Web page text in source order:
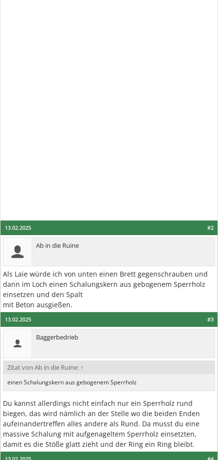
#2
13.02.2025
Ab in die Ruine
Als Laie würde ich von unten einen Brett gegenschrauben und
dann im Loch einen Schalungskern aus gebogenem Sperrholz
einsetzen und den Spalt
mit Beton ausgießen.
#3
13.02.2025
Baggerbedrieb
Zitat von Ab in die Ruine: ↑
einen Schalungskern aus gebogenem Sperrholz
Du kannst allerdings nicht einfach nur ein Sperrholz rund
biegen, das wird nämlich an der Stelle wo die beiden Enden
aufeinandertreffen alles andere als Rund. Da musst du eine
massive Schalung mit aufgenageltem Sperrholz einsetzten,
damit es die Stöße glatt zieht und der Ring ein Ring bleibt.